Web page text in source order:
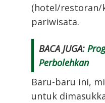
(hotel/restoran/
pariwisata.
BACA JUGA:
Perbolehkan
Baru-baru ini,
untuk